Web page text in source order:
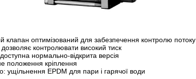
клапан оптимізований для забезпечення контролю потоку
дозволяє контролювати високий тиск
нормально-відкрита версія
положення кріплення
ущільнення EPDM для пари і гарячої води